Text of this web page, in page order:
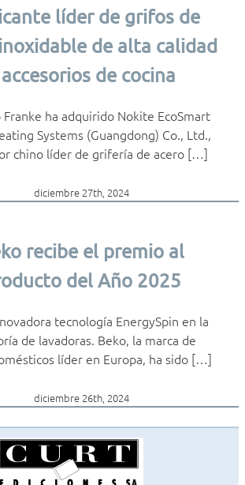
líder de grifos de
de alta calidad
de cocina
Franke ha adquirido Nokite EcoSmart
Systems (Guangdong) Co., Ltd.,
chino líder de grifería de acero […]
diciembre 27th, 2024
recibe el premio al
del Año 2025
tecnología EnergySpin en la
de lavadoras. Beko, la marca de
líder en Europa, ha sido […]
diciembre 26th, 2024